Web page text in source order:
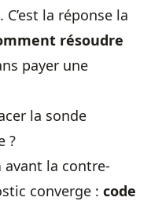
la réponse la
résoudre
payer une
la sonde
?
avant la contre-
converge : code